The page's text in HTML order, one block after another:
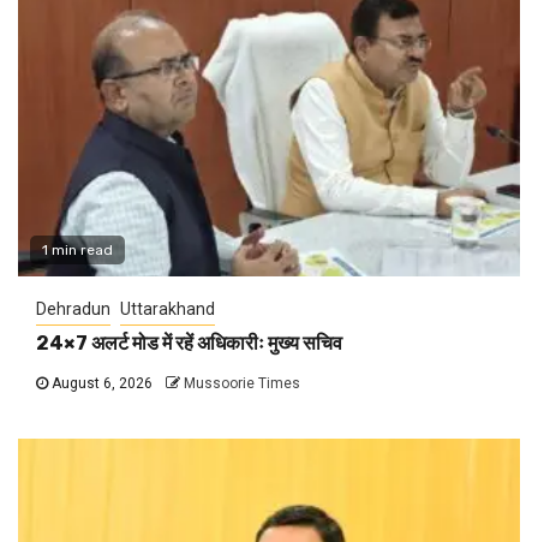
1 min read
Dehradun Uttarakhand
24×7 अलर्ट मोड में रहें अधिकारीः मुख्य सचिव
August 6, 2026 Mussoorie Times